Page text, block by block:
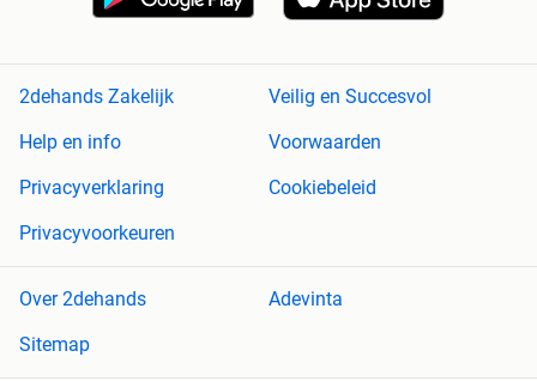
2dehands Zakelijk
Veilig en Succesvol
Help en info
Voorwaarden
Privacyverklaring
Cookiebeleid
Privacyvoorkeuren
Over 2dehands
Adevinta
Sitemap